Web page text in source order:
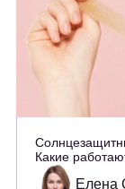
Какие
Елена